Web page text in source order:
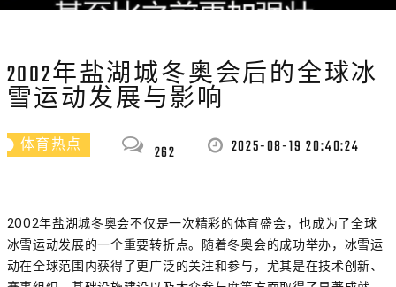
2002年盐湖城冬奥会后的全球冰
雪运动发展与影响
体育热点 262 2025-08-19 20:40:24
2002年盐湖城冬奥会不仅是一次精彩的体育盛会，也成为了全球
冰雪运动发展的一个重要转折点。随着冬奥会的成功举办，冰雪运
动在全球范围内获得了更广泛的关注和参与，尤其是在技术创新、